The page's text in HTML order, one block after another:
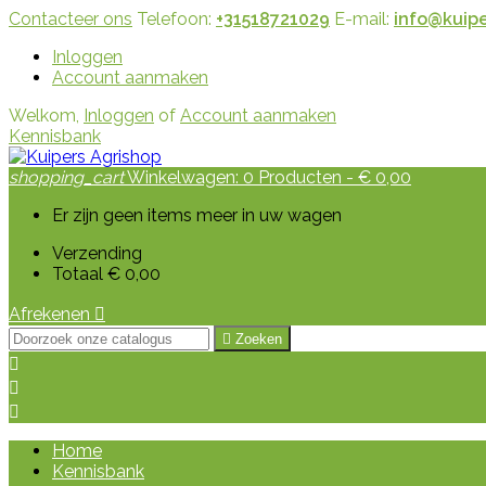
Contacteer ons Telefoon: +31518721029 E-mail:
Inloggen
Account aanmaken
Welkom, Inloggen of Account aanmaken
Kennisbank
shopping_cartWinkelwagen: 0 Producten - € 0,00
Er zijn geen items meer in uw wagen
Verzending
Totaal € 0,00
Afrekenen 
 Zoeken



Home
Kennisbank